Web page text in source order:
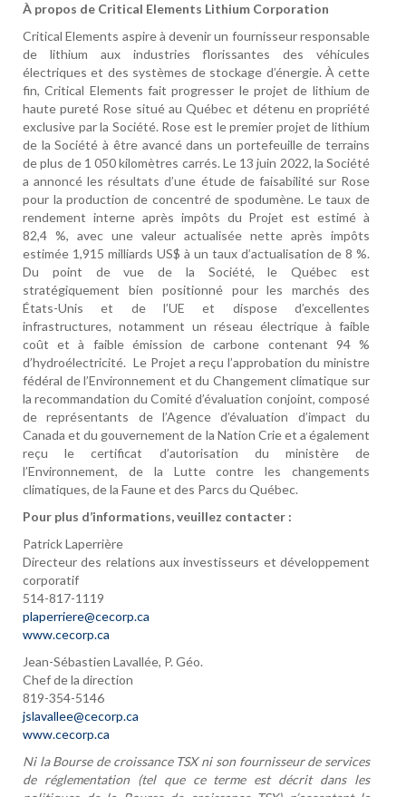
À propos de Critical Elements Lithium Corporation
Critical Elements aspire à devenir un fournisseur responsable
de lithium aux industries florissantes des véhicules
électriques et des systèmes de stockage d’énergie. À cette
fin, Critical Elements fait progresser le projet de lithium de
haute pureté Rose situé au Québec et détenu en propriété
exclusive par la Société. Rose est le premier projet de lithium
de la Société à être avancé dans un portefeuille de terrains
de plus de 1 050 kilomètres carrés. Le 13 juin 2022, la Société
a annoncé les résultats d’une étude de faisabilité sur Rose
pour la production de concentré de spodumène. Le taux de
rendement interne après impôts du Projet est estimé à
82,4 %, avec une valeur actualisée nette après impôts
estimée 1,915 milliards US$ à un taux d’actualisation de 8 %.
Du point de vue de la Société, le Québec est
stratégiquement bien positionné pour les marchés des
États-Unis et de l’UE et dispose d’excellentes
infrastructures, notamment un réseau électrique à faible
coût et à faible émission de carbone contenant 94 %
d’hydroélectricité. Le Projet a reçu l’approbation du ministre
fédéral de l’Environnement et du Changement climatique sur
la recommandation du Comité d’évaluation conjoint, composé
de représentants de l’Agence d’évaluation d’impact du
Canada et du gouvernement de la Nation Crie et a également
reçu le certificat d’autorisation du ministère de
l’Environnement, de la Lutte contre les changements
climatiques, de la Faune et des Parcs du Québec.
Pour plus d’informations, veuillez contacter :
Patrick Laperrière
Directeur des relations aux investisseurs et développement
corporatif
514-817-1119
plaperriere@cecorp.ca
www.cecorp.ca
Jean-Sébastien Lavallée, P. Géo.
Chef de la direction
819-354-5146
jslavallee@cecorp.ca
www.cecorp.ca
Ni la Bourse de croissance TSX ni son fournisseur de services
de réglementation (tel que ce terme est décrit dans les